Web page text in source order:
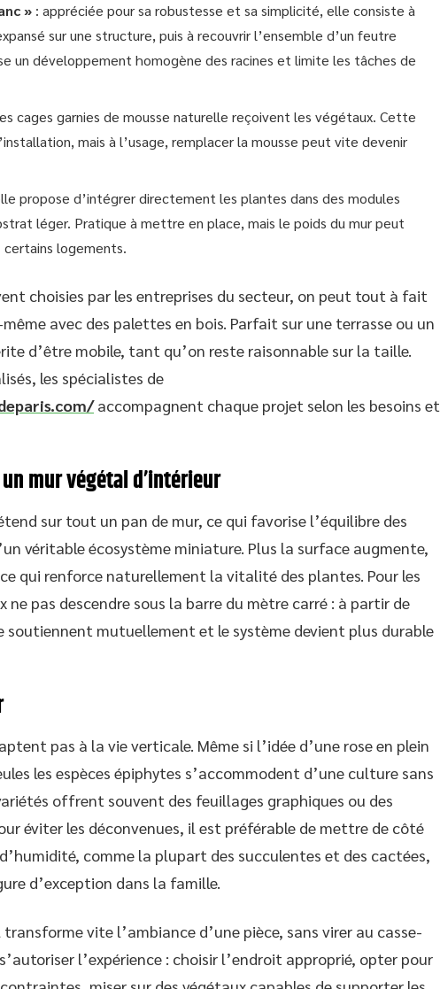
» : appréciée pour sa robustesse et sa simplicité, elle consiste à
sur une structure, puis à recouvrir l’ensemble d’un feutre
un développement homogène des racines et limite les tâches de
cages garnies de mousse naturelle reçoivent les végétaux. Cette
mais à l’usage, remplacer la mousse peut vite devenir
propose d’intégrer directement les plantes dans des modules
léger. Pratique à mettre en place, mais le poids du mur peut
logements.
choisies par les entreprises du secteur, on peut tout à fait
avec des palettes en bois. Parfait sur une terrasse ou un
d’être mobile, tant qu’on reste raisonnable sur la taille.
les spécialistes de
accompagnent chaque projet selon les besoins et
mur végétal d’intérieur
sur tout un pan de mur, ce qui favorise l’équilibre des
véritable écosystème miniature. Plus la surface augmente,
qui renforce naturellement la vitalité des plantes. Pour les
pas descendre sous la barre du mètre carré : à partir de
soutiennent mutuellement et le système devient plus durable
pas à la vie verticale. Même si l’idée d’une rose en plein
les espèces épiphytes s’accommodent d’une culture sans
offrent souvent des feuillages graphiques ou des
éviter les déconvenues, il est préférable de mettre de côté
comme la plupart des succulentes et des cactées,
d’exception dans la famille.
vite l’ambiance d’une pièce, sans virer au casse-
l’expérience : choisir l’endroit approprié, opter pour